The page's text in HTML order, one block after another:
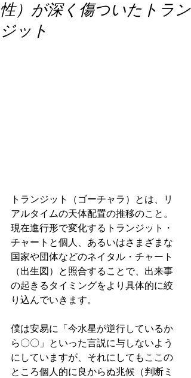
性）が深く傷ついたトラン
ジット
トランジット（ゴーチャラ）とは、リ
アルタイムの天体配置の推移のこと。
現在進行形で変化するトランジット・
チャートと個人、あるいはさまざまな
国家や団体などのネイタル・チャート
（出生図）と照合することで、出来事
の起きるタイミングをより具体的に絞
り込んでいきます。
僕は安易に「今水星が逆行しているか
ら〇〇」といった言説に与しないよう
にしていますが、それにしてもここの
ところ個人的に良からぬ兆候（判断ミ